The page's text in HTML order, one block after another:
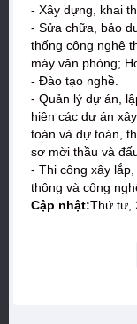
- Xây dựng, khai
- Sửa chữa, bảo
thống công nghệ
máy văn phòng;
- Đào tạo nghề.
- Quản lý dự án,
hiện các dự án
toán và dự toán,
sơ mời thầu và
- Thi công xây
thông và công
Cập nhật:Thứ tư,